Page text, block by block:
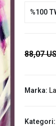
%100
88,07
Marka:
Kategori: